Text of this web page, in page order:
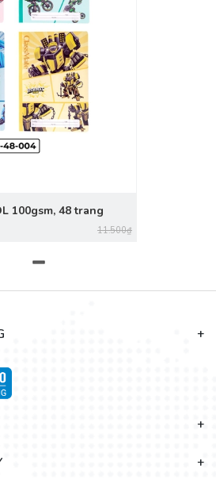
ĐL 100gsm, 48 trang
11.500₫